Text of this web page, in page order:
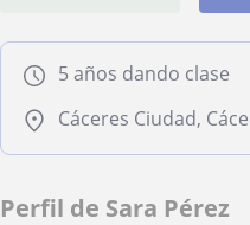
5 años dando clase
Cáceres Ciudad,
Perfil de Sara Pérez